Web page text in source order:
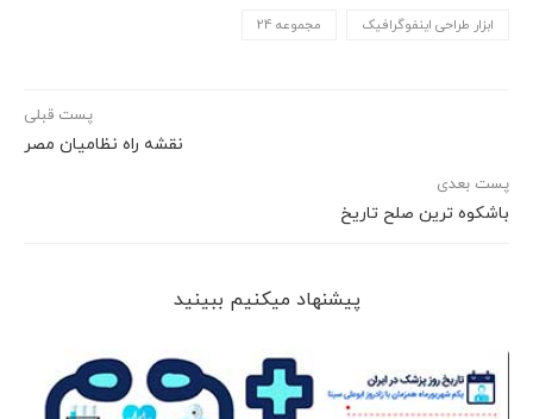
ابزار طراحی اینفوگرافیک مجموعه 24
پست قبلی
نقشه راه نظامیان مصر
پست بعدی
باشکوه ترین صلح تاریخ
پیشنهاد می‎کنیم ببینید